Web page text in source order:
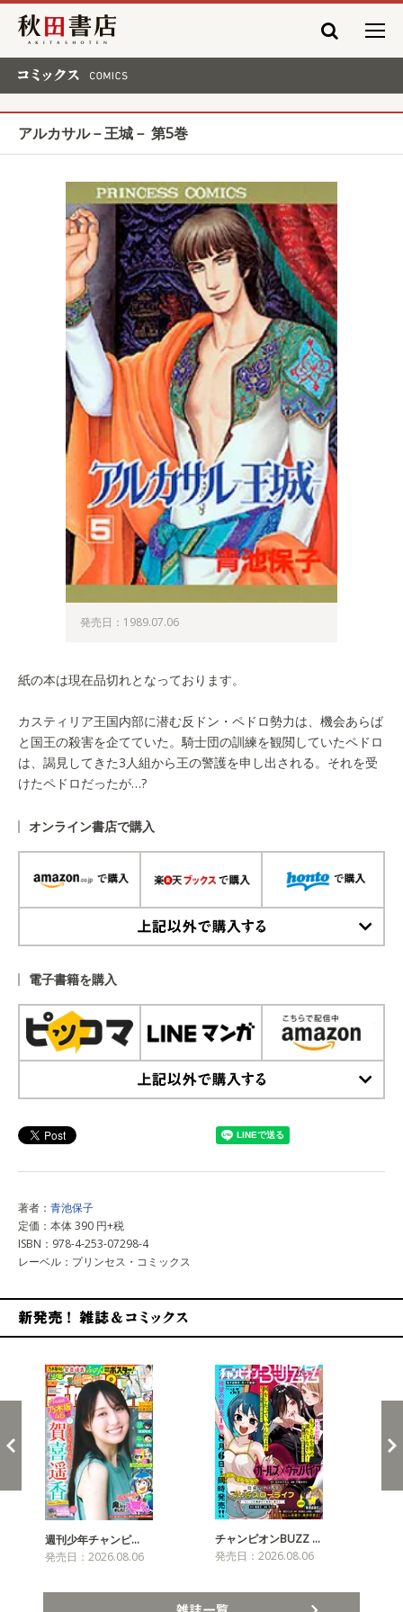
秋田書店
アルカサル－王城－ 第5巻
発売日：1989.07.06
紙の本は現在品切れとなっております。
カスティリア王国内部に潜む反ドン・ペドロ勢力は、機会あらば
と国王の殺害を企てていた。騎士団の訓練を観閲していたペドロ
は、謁見してきた3人組から王の警護を申し出される。それを受
けたペドロだったが…?
オンライン書店で購入
電子書籍を購入
著者： 青池保子
定価：本体 390 円+税
ISBN：978-4-253-07298-4
レーベル：プリンセス・コミックス
週刊少年チャンピ…
発売日：2026.08.06
チャンピオンBUZZ …
発売日：2026.08.06